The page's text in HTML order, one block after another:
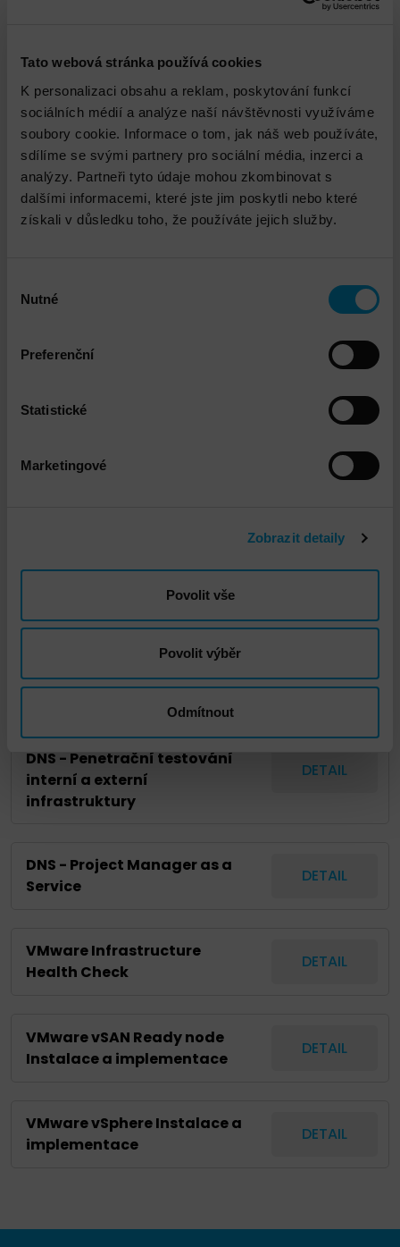
Tato webová stránka používá cookies
K personalizaci obsahu a reklam, poskytování funkcí
sociálních médií a analýze naší návštěvnosti využíváme
soubory cookie. Informace o tom, jak náš web používáte,
sdílíme se svými partnery pro sociální média, inzerci a
analýzy. Partneři tyto údaje mohou zkombinovat s
dalšími informacemi, které jste jim poskytli nebo které
získali v důsledku toho, že používáte jejich služby.
souhlasu
Nutné
Preferenční
Statistické
Marketingové
Zobrazit detaily
Povolit vše
Povolit výběr
Odmítnout
přizpůsobují a navrhují na míru konkrétnímu
Pokud v nabídce nenajdete to, co potřebujete nebo
dáte přednost nabídce vytvořené přímo pro váš
projekt, kontaktujte nás na dns@dns.cz.
Brocade Instalace a
implementace Fibre
Channel SAN switchů
DETAIL
Check
DETAIL
DNS - Doprava standard DETAIL
budoucí virtuální
infrastruktury datového
DNS - Konzultační práce –
Engineer time
DETAIL
DNS - Penetrační testování
interní a externí
infrastruktury
DETAIL
DNS - Project Manager as a
Service
DETAIL
VMware Infrastructure
Health Check
DETAIL
VMware vSAN Ready node
Instalace a implementace
DETAIL
VMware vSphere Instalace a
implementace
DETAIL